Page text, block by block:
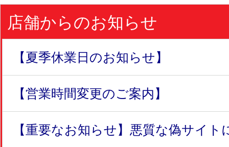
店舗からのお知らせ
【夏季休業日のお知らせ】
【営業時間変更のご案内】
【重要なお知らせ】悪質な偽サイト